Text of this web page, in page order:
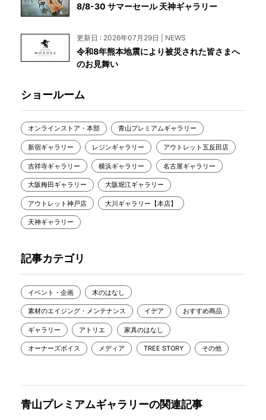
8/8-30 サマーセール 天神ギャラリー
更新日 : 2026年07月29日 | NEWS
令和8年熊本地震により被災された皆さまへ
のお見舞い
ショールーム
オンラインストア・本部 青山プレミアムギャラリー
新宿ギャラリー レジンギャラリー アウトレット五反田店
吉祥寺ギャラリー 横浜ギャラリー 名古屋ギャラリー
大阪梅田ギャラリー 大阪堀江ギャラリー
アウトレット神戸店 大川ギャラリー【本店】
天神ギャラリー
記事カテゴリ
イベント・企画 木のはなし
素材のエイジング・メンテナンス イデア おすすめ商品
ギャラリー アトリエ 家具のはなし
オーナーズボイス メディア TREE STORY その他
青山プレミアムギャラリーの関連記事